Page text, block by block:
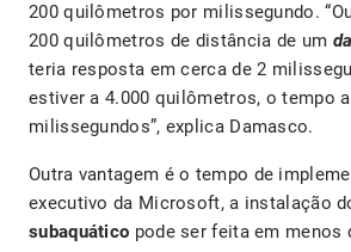
200 quilômetros por milissegundo.
200 quilômetros de distância de um
teria resposta em cerca de 2
estiver a 4.000 quilômetros, o tempo
milissegundos”, explica Damasco.
Outra vantagem é o tempo de
executivo da Microsoft, a instalação
subaquático pode ser feita em menos